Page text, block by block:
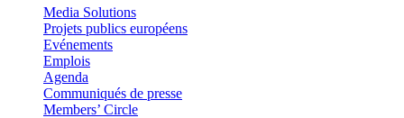
Media Solutions
Projets publics européens
Evénements
Emplois
Agenda
Communiqués de presse
Members’ Circle